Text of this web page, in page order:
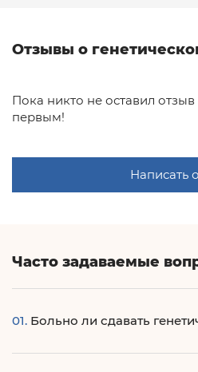
Отзывы о
Пока никто не оставил
первым!
Написать
Часто задаваемые
01. Больно ли сдавать